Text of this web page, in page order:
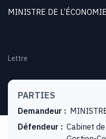
MINISTRE DE L’ÉCONOMIE
Lettre
PARTIES
Demandeur :
Défendeur : Cabinet